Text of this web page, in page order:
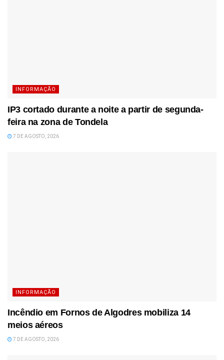
INFORMAÇÃO
IP3 cortado durante a noite a partir de segunda-
feira na zona de Tondela
7 DE AGOSTO, 2026
INFORMAÇÃO
Incêndio em Fornos de Algodres mobiliza 14
meios aéreos
7 DE AGOSTO, 2026